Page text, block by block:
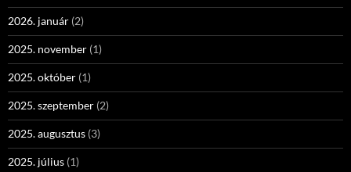
2026. január (2)
2025. november (1)
2025. október (1)
2025. szeptember (2)
2025. augusztus (3)
2025. július (1)